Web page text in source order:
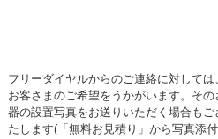
フリーダイヤルからのご連絡に対して
お客さまのご希望をうかがいます。そ
器の設置写真をお送りいただく場合も
たします(「無料お見積り」から写真添